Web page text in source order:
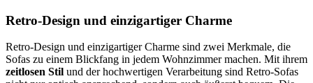
Retro-Design und einzigartiger Charme
Retro-Design und einzigartiger Charme sind zwei Merkmale, die
Sofas zu einem Blickfang in jedem Wohnzimmer machen. Mit ihrem
zeitlosen Stil und der hochwertigen Verarbeitung sind Retro-Sofas